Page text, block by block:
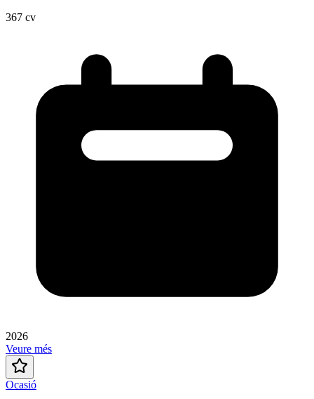
367 cv
2026
Veure més
Ocasió